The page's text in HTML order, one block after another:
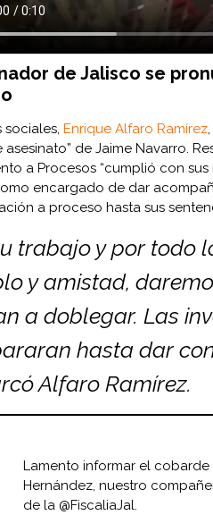
de Jalisco se
sociales, Enrique Alfaro Ramírez
asesinato” de Jaime Navarro.
a Procesos “cumplió con
encargado de dar
a proceso hasta sus
trabajo y por todo
y amistad,
a doblegar. Las
hasta dar
Alfaro Ramírez.
Lamento informar el cobarde
Hernández, nuestro
de la @FiscaliaJal.